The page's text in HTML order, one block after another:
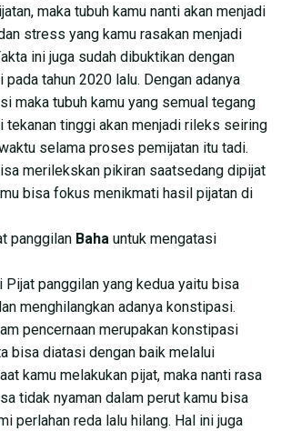
maka tubuh kamu nanti akan menjadi
stress yang kamu rasakan menjadi
ini juga sudah dibuktikan dengan
pada tahun 2020 lalu. Dengan adanya
maka tubuh kamu yang semual tegang
tekanan tinggi akan menjadi rileks seiring
selama proses pemijatan itu tadi.
merilekskan pikiran saatsedang dipijat
bisa fokus menikmati hasil pijatan di
panggilan Baha untuk mengatasi
Pijat panggilan yang kedua yaitu bisa
menghilangkan adanya konstipasi.
pencernaan merupakan konstipasi
bisa diatasi dengan baik melalui
kamu melakukan pijat, maka nanti rasa
tidak nyaman dalam perut kamu bisa
perlahan reda lalu hilang. Hal ini juga